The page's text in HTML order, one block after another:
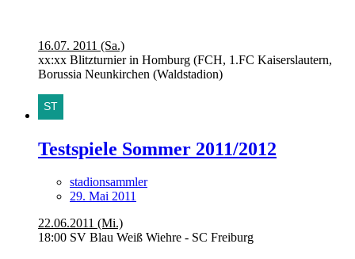
16.07. 2011 (Sa.)
xx:xx Blitzturnier in Homburg (FCH, 1.FC Kaiserslautern,
Borussia Neunkirchen (Waldstadion)
Testspiele Sommer 2011/2012
stadionsammler
29. Mai 2011
22.06.2011 (Mi.)
18:00 SV Blau Weiß Wiehre - SC Freiburg